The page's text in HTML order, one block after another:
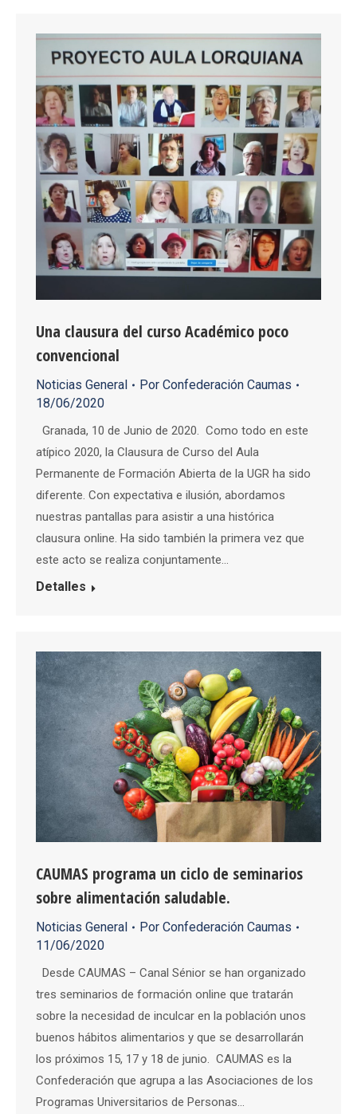
Una clausura del curso Académico poco
convencional
Noticias General Por Confederación Caumas
18/06/2020
Granada, 10 de Junio de 2020. Como todo en este
atípico 2020, la Clausura de Curso del Aula
Permanente de Formación Abierta de la UGR ha sido
diferente. Con expectativa e ilusión, abordamos
nuestras pantallas para asistir a una histórica
clausura online. Ha sido también la primera vez que
este acto se realiza conjuntamente…
Detalles
CAUMAS programa un ciclo de seminarios
sobre alimentación saludable.
Noticias General Por Confederación Caumas
11/06/2020
Desde CAUMAS – Canal Sénior se han organizado
tres seminarios de formación online que tratarán
sobre la necesidad de inculcar en la población unos
buenos hábitos alimentarios y que se desarrollarán
los próximos 15, 17 y 18 de junio. CAUMAS es la
Confederación que agrupa a las Asociaciones de los
Programas Universitarios de Personas…